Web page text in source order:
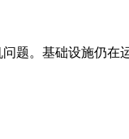
题。基础设施仍在